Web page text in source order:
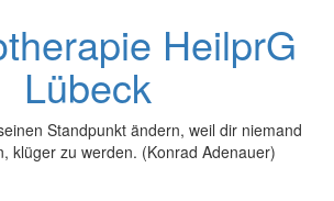
HeilprG
Lübeck
Standpunkt ändern, weil dir niemand
klüger zu werden. (Konrad Adenauer)